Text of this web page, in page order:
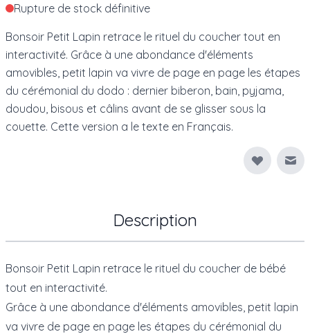
Rupture de stock définitive
Bonsoir Petit Lapin retrace le rituel du coucher tout en
interactivité. Grâce à une abondance d'éléments
amovibles, petit lapin va vivre de page en page les étapes
du cérémonial du dodo : dernier biberon, bain, pyjama,
doudou, bisous et câlins avant de se glisser sous la
couette. Cette version a le texte en Français.
Description
Bonsoir Petit Lapin retrace le rituel du coucher de bébé
tout en interactivité.
Grâce à une abondance d'éléments amovibles, petit lapin
va vivre de page en page les étapes du cérémonial du